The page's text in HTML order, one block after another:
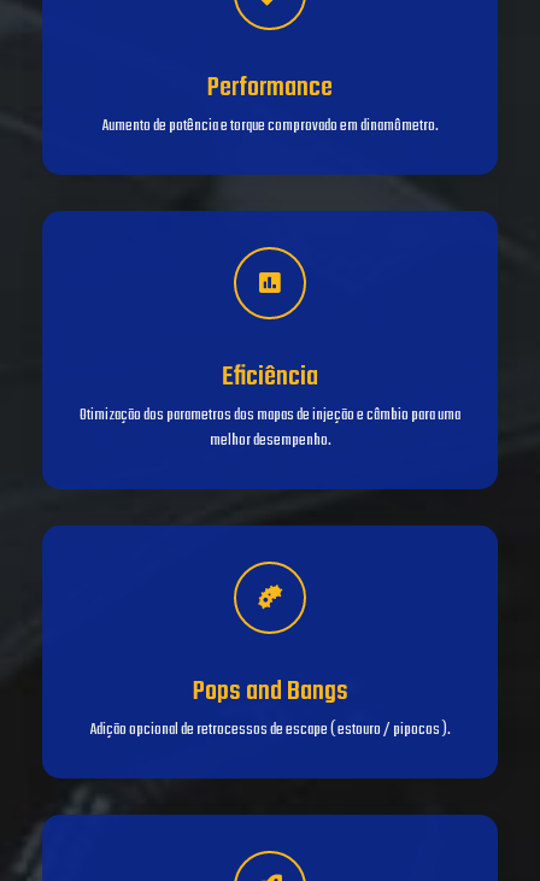
Performance
Aumento de potência e torque comprovado em dinamômetro.
Eficiência
Otimização dos parametros dos mapas de injeção e câmbio para uma
melhor desempenho.
Pops and Bangs
Adição opcional de retrocessos de escape ( estouro / pipocos ).